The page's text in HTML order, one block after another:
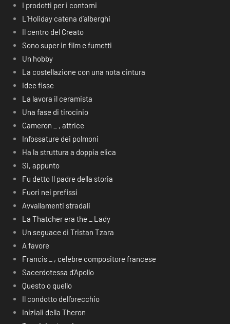
I prodotti per i contorni
L’Holiday catena d’alberghi
Il centro del Creato
Sono super in film e fumetti
Un hobby
La costellazione con una nota cintura
Idee fisse
La lavora il ceramista
Una fase di tirocinio
Cameron _ , attrice
Infossature dei polmoni
Ha la struttura a doppia elica
Si, appunto
Fu detto Il padre della storia
Fuori nei prefissi
Avvallamenti stradali
La Thatcher era the _ Lady
Un seguace di Tristan Tzara
A favore
Francis _ , celebre compositore francese
Sacerdotessa d’Apollo
Questo o quello
Il condotto dell’orecchio
Iniziali della Theron